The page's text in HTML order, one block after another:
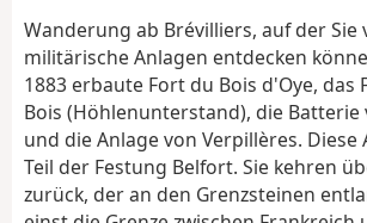
Wanderung ab Brévilliers, auf der Sie
militärische Anlagen entdecken
1883 erbaute Fort du Bois d'Oye, das
Bois (Höhlenunterstand), die Batterie
und die Anlage von Verpillères. Diese
Teil der Festung Belfort. Sie kehren
zurück, der an den Grenzsteinen